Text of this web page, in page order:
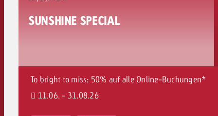
SUNSHINE SPECIAL
To bright to miss: 50% auf alle Online-Buchungen*
11.06. - 31.08.26